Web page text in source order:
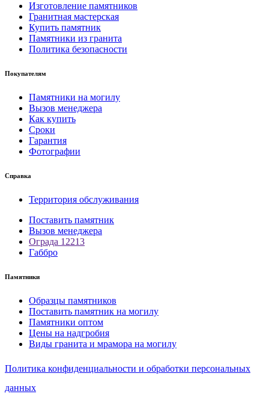
Изготовление памятников
Гранитная мастерская
Купить памятник
Памятники из гранита
Политика безопасности
Покупателям
Памятники на могилу
Вызов менеджера
Как купить
Сроки
Гарантия
Фотографии
Справка
Территория обслуживания
Поставить памятник
Вызов менеджера
Ограда 12213
Габбро
Памятники
Образцы памятников
Поставить памятник на могилу
Памятники оптом
Цены на надгробия
Виды гранита и мрамора на могилу
Политика конфиденциальности и обработки персональных
данных